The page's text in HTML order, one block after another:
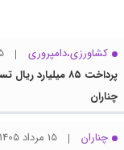
کشاورزی،دامپروری
15
پرداخت ۸۵ میلیارد
چناران
چناران
15 مرداد 1405